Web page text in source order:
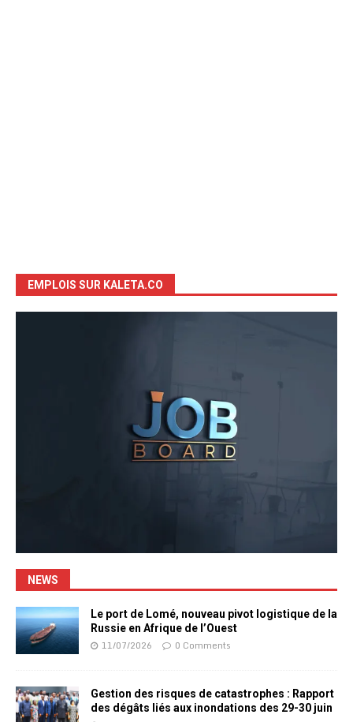
EMPLOIS SUR KALETA.CO
NEWS
Le port de Lomé, nouveau pivot logistique de la
Russie en Afrique de l’Ouest
11/07/2026 0 Comments
Gestion des risques de catastrophes : Rapport
des dégâts liés aux inondations des 29-30 juin